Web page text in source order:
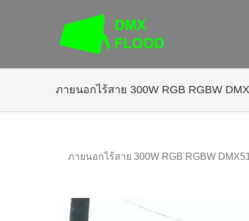
ภายนอกไร้สาย 300W RGB RGBW
ภายนอกไร้สาย 300W RGB RGBW